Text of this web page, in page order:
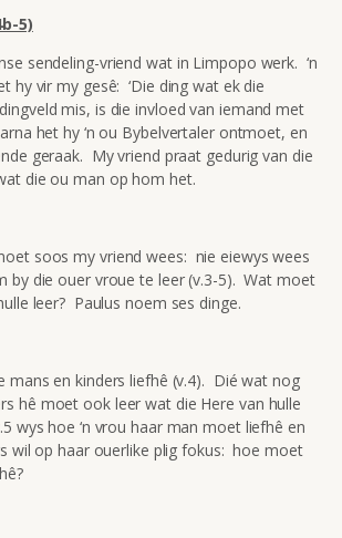
5)
sendeling-vriend wat in Limpopo werk. ‘n
hy vir my gesê: ‘Die ding wat ek die
mis, is die invloed van iemand met
het hy ‘n ou Bybelvertaler ontmoet, en
geraak. My vriend praat gedurig van die
die ou man op hom het.
soos my vriend wees: nie eiewys wees
by die ouer vroue te leer (v.3-5). Wat moet
leer? Paulus noem ses dinge.
mans en kinders liefhê (v.4). Dié wat nog
hê moet ook leer wat die Here van hulle
wys hoe ‘n vrou haar man moet liefhê en
wil op haar ouerlike plig fokus: hoe moet